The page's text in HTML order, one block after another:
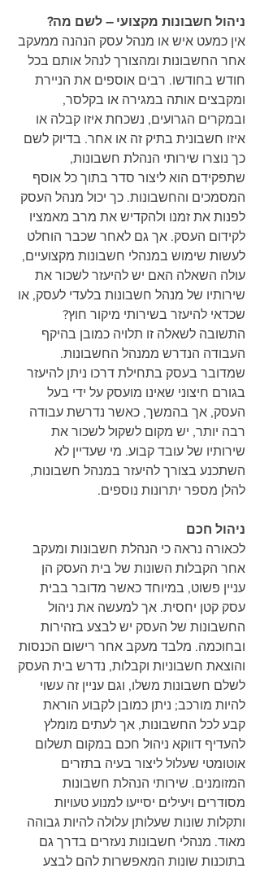
ניהול חשבונות מקצועי – לשם מה?
אין כמעט איש או מנהל עסק הנהנה ממעקב
אחר החשבונות ומהצורך לנהל אותם בכל
חודש בחודשו. רבים אוספים את הניירת
ומקבצים אותה במגירה או בקלסר,
ובמקרים הגרועים, נשכחת איזו קבלה או
איזו חשבונית בתיק זה או אחר. בדיוק לשם
כך נוצרו שירותי הנהלת חשבונות,
שתפקידם הוא ליצור סדר בתוך כל אוסף
המסמכים והחשבונות. כך יכול מנהל העסק
לפנות את זמנו ולהקדיש את מרב מאמציו
לקידום העסק. אך גם לאחר שכבר הוחלט
לעשות שימוש במנהלי חשבונות מקצועיים,
עולה השאלה האם יש להיעזר לשכור את
שירותיו של מנהל חשבונות בלעדי לעסק, או
שכדאי להיעזר בשירותי מיקור חוץ?
התשובה לשאלה זו תלויה כמובן בהיקף
העבודה הנדרש ממנהל החשבונות.
שמדובר בעסק בתחילת דרכו ניתן להיעזר
בגורם חיצוני שאינו מועסק על ידי בעל
העסק, אך בהמשך, כאשר נדרשת עבודה
רבה יותר, יש מקום לשקול לשכור את
שירותיו של עובד קבוע. מי שעדיין לא
השתכנע בצורך להיעזר במנהל חשבונות,
להלן מספר יתרונות נוספים.
ניהול חכם
לכאורה נראה כי הנהלת חשבונות ומעקב
אחר הקבלות השונות של בית העסק הן
עניין פשוט, במיוחד כאשר מדובר בבית
עסק קטן יחסית. אך למעשה את ניהול
החשבונות של העסק יש לבצע בזהירות
ובחוכמה. מלבד מעקב אחר רישום הכנסות
והוצאת חשבוניות וקבלות, נדרש בית העסק
לשלם חשבונות משלו, וגם עניין זה עשוי
להיות מורכב; ניתן כמובן לקבוע הוראת
קבע לכל החשבונות, אך לעתים מומלץ
להעדיף דווקא ניהול חכם במקום תשלום
אוטומטי שעלול ליצור בעיה בתזרים
המזומנים. שירותי הנהלת חשבונות
מסודרים ויעילים יסייעו למנוע טעויות
ותקלות שונות שעלותן עלולה להיות גבוהה
מאוד. מנהלי חשבונות נעזרים בדרך גם
בתוכנות שונות המאפשרות להם לבצע